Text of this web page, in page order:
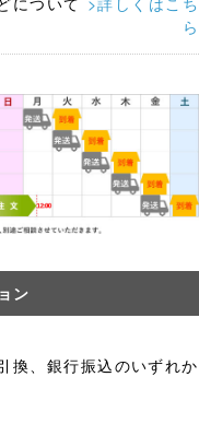
ら
ン
換、銀行振込のいずれか